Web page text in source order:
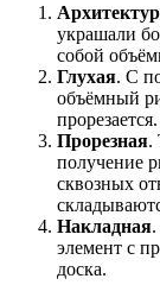
украшали
собой
Глухая. С
объёмный
прорезается.
Прорезная.
получение
сквозных
Накладная
элемент с
доска.